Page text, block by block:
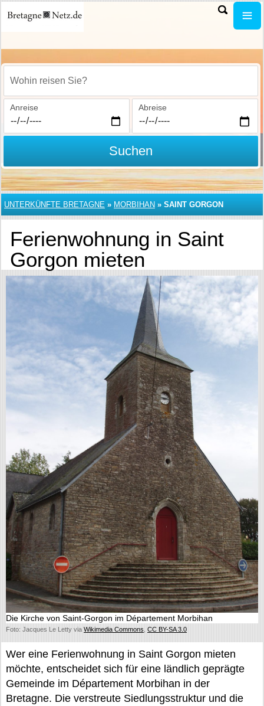
Wohin reisen Sie?
Anreise Abreise
Suchen
UNTERKÜNFTE BRETAGNE » MORBIHAN » SAINT GORGON
Ferienwohnung in Saint
Gorgon mieten
Die Kirche von Saint-Gorgon im Département Morbihan
Foto: Jacques Le Letty via Wikimedia Commons CC BY-SA 3.0
Wer eine Ferienwohnung in Saint Gorgon mieten
möchte, entscheidet sich für eine ländlich geprägte
Gemeinde im Département Morbihan in der
Bretagne. Die verstreute Siedlungsstruktur und die